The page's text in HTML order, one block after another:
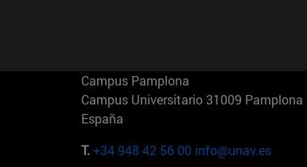
Campus Pamplona
Campus Universitario 31009 Pamplona
España
T.+34 948 42 56 00 info@unav.es